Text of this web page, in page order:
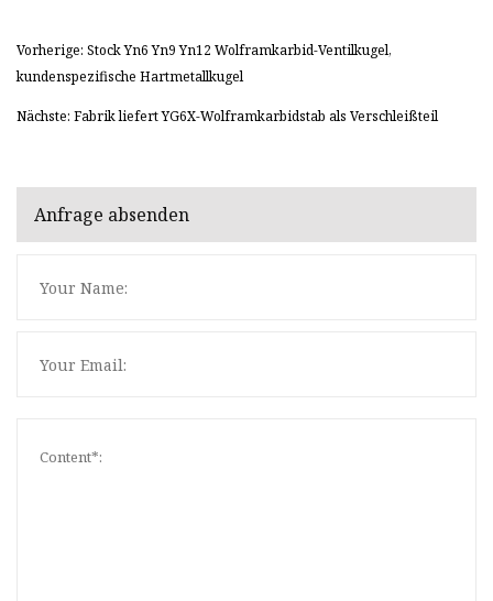
Vorherige: Stock Yn6 Yn9 Yn12 Wolframkarbid-Ventilkugel,
kundenspezifische Hartmetallkugel
Nächste: Fabrik liefert YG6X-Wolframkarbidstab als Verschleißteil
Anfrage absenden